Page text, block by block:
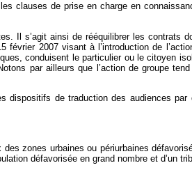
clauses de prise en charge en
Il s’agit ainsi de rééquilibrer les contrats
2007 visant à l’introduction de
conduisent le particulier ou le citoyen
par ailleurs que l’action de groupe
dispositifs de traduction des audiences par
zones urbaines ou périurbaines
défavorisée en grand nombre et d’un